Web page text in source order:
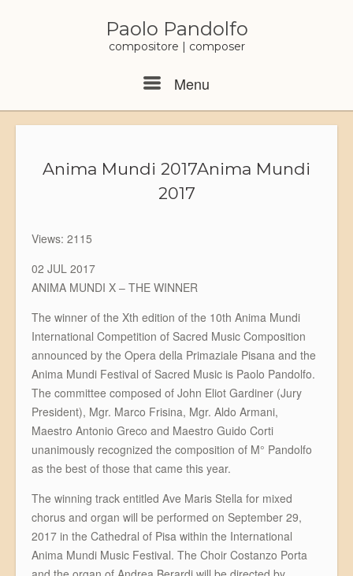
Paolo Pandolfo
compositore | composer
Menu
Anima Mundi 2017Anima Mundi
2017
Views: 2115
02 JUL 2017
ANIMA MUNDI X – THE WINNER
The winner of the Xth edition of the 10th Anima Mundi
International Competition of Sacred Music Composition
announced by the Opera della Primaziale Pisana and the
Anima Mundi Festival of Sacred Music is Paolo Pandolfo.
The committee composed of John Eliot Gardiner (Jury
President), Mgr. Marco Frisina, Mgr. Aldo Armani,
Maestro Antonio Greco and Maestro Guido Corti
unanimously recognized the composition of M° Pandolfo
as the best of those that came this year.
The winning track entitled Ave Maris Stella for mixed
chorus and organ will be performed on September 29,
2017 in the Cathedral of Pisa within the International
Anima Mundi Music Festival. The Choir Costanzo Porta